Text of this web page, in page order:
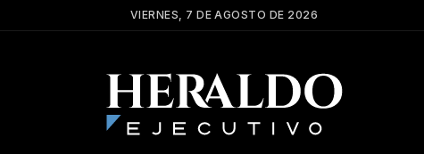
VIERNES, 7 DE AGOSTO DE 2026